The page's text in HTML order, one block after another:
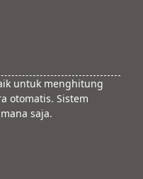
untuk menghitung
otomatis. Sistem
saja.